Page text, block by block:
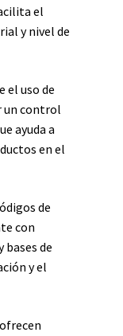
el
y nivel de
el uso de
un control
ayuda a
en el
de
con
de
y el